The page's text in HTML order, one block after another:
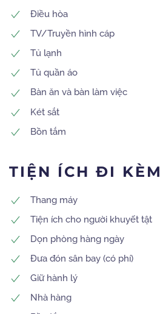
Điều hòa
TV/Truyền hình cáp
Tủ lạnh
Tủ quần áo
Bàn ăn và bàn làm việc
Két sắt
Bồn tắm
TIỆN ÍCH ĐI KÈM
Thang máy
Tiện ích cho người khuyết tật
Dọn phòng hàng ngày
Đưa đón sân bay (có phí)
Giữ hành lý
Nhà hàng